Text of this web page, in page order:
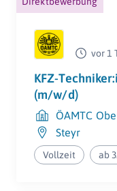
Parkplatz
Ergonomischer
Arbeitsplatz
vor 1
KFZ-
(m/w/d)
ÖAMTC
Steyr
Vollzeit ab